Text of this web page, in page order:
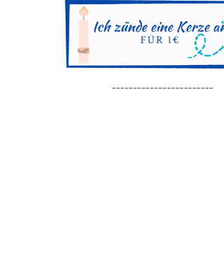
------------------------